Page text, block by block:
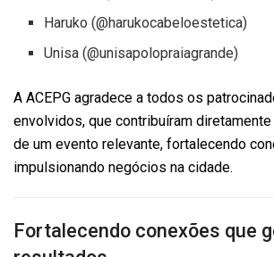
Haruko (@harukocabeloestetica)
Unisa (@unisapolopraiagrande)
A ACEPG agradece a todos os
envolvidos, que contribuíram
de um evento relevante, fortalecendo
impulsionando negócios na cidade.
Fortalecendo conexões que